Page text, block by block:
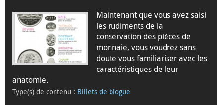
Maintenant que vous avez saisi
les rudiments de la
conservation des pièces de
monnaie, vous voudrez sans
doute vous familiariser avec les
caractéristiques de leur
anatomie.
Type(s) de contenu : Billets de blogue